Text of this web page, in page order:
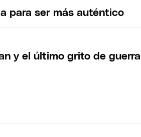
para ser más auténtico
y el último grito de guerra